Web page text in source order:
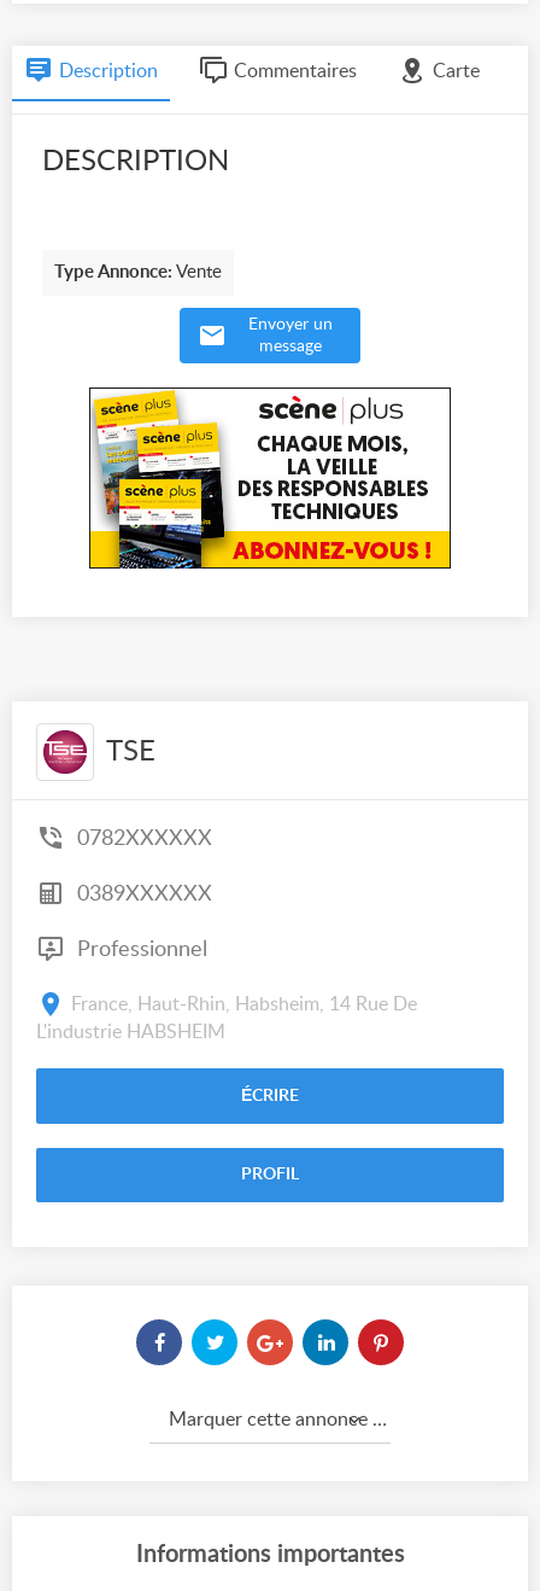
Description Commentaires Carte
DESCRIPTION
Type Annonce: Vente
Envoyer un
message
TSE
0782XXXXXX
0389XXXXXX
Professionnel
France, Haut-Rhin, Habsheim, 14 Rue De
L'industrie HABSHEIM
ÉCRIRE
PROFIL
Marquer cette annonce comme...
Informations importantes